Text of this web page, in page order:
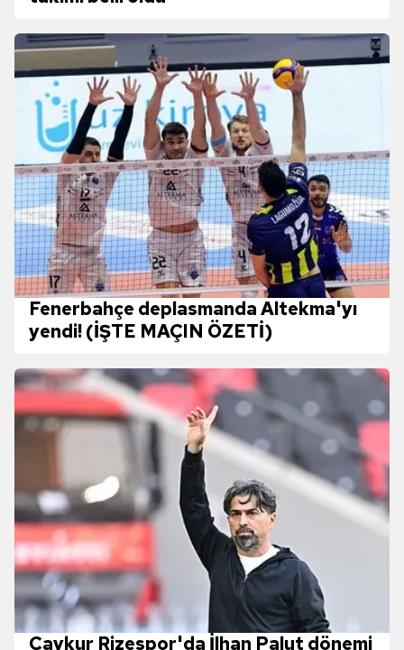
Fenerbahçe deplasmanda Altekma'yı
yendi! (İŞTE MAÇIN ÖZETİ)
Çaykur Rizespor'da İlhan Palut dönemi